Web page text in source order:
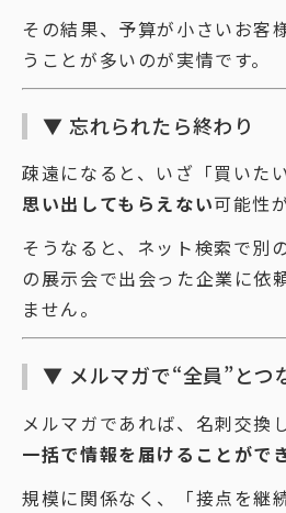
その結果、予算が小さいお客
うことが多いのが実情です。
▼ 忘れられたら終わり
疎遠になると、いざ「買いた
思い出してもらえない可能性
そうなると、ネット検索で別
の展示会で出会った企業に依
ません。
▼ メルマガで“全員”とつ
メルマガであれば、名刺交換
一括で情報を届けることがで
規模に関係なく、「接点を継